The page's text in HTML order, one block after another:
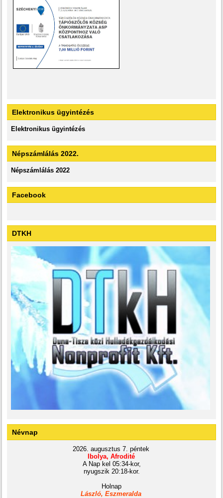
Elektronikus ügyintézés
Elektronikus ügyintézés
Népszámlálás 2022.
Népszámlálás 2022
Facebook
DTKH
Névnap
2026. augusztus 7. péntek
Ibolya, Afrodité
A Nap kel 05:34-kor,
nyugszik 20:18-kor.
Holnap
László, Eszmeralda